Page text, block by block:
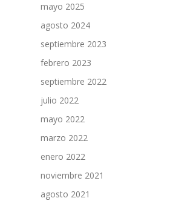
mayo 2025
agosto 2024
septiembre 2023
febrero 2023
septiembre 2022
julio 2022
mayo 2022
marzo 2022
enero 2022
noviembre 2021
agosto 2021